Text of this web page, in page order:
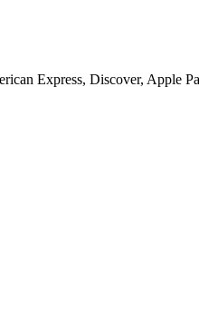
Express, Discover, Apple